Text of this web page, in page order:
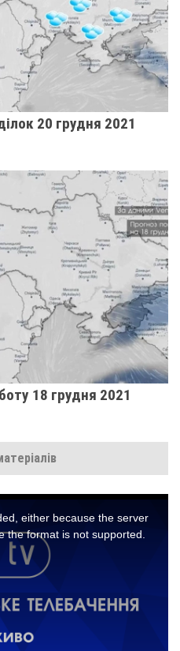
20 грудня 2021
18 грудня 2021